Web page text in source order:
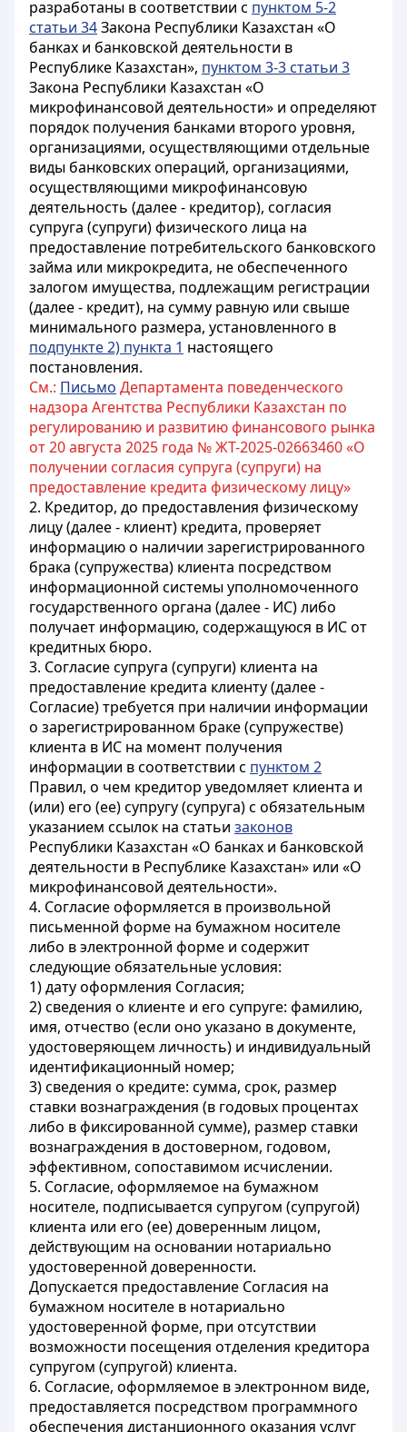
разработаны в соответствии с пунктом 5-2
статьи 34Закона Республики Казахстан «О
банках и банковской деятельности в
Республике Казахстан», пунктом 3-3 статьи 3
Закона Республики Казахстан «О
микрофинансовой деятельности» и определяют
порядок получения банками второго уровня,
организациями, осуществляющими отдельные
виды банковских операций, организациями,
осуществляющими микрофинансовую
деятельность (далее - кредитор), согласия
супруга (супруги) физического лица на
предоставление потребительского банковского
займа или микрокредита, не обеспеченного
залогом имущества, подлежащим регистрации
(далее - кредит), на сумму равную или свыше
минимального размера, установленного в
подпункте 2) пункта 1 настоящего
постановления.
См.: Письмо Департамента поведенческого
надзора Агентства Республики Казахстан по
регулированию и развитию финансового рынка
от 20 августа 2025 года № ЖТ-2025-02663460 «О
получении согласия супруга (супруги) на
предоставление кредита физическому лицу»
2. Кредитор, до предоставления физическому
лицу (далее - клиент) кредита, проверяет
информацию о наличии зарегистрированного
брака (супружества) клиента посредством
информационной системы уполномоченного
государственного органа (далее - ИС) либо
получает информацию, содержащуюся в ИС от
кредитных бюро.
3. Согласие супруга (супруги) клиента на
предоставление кредита клиенту (далее -
Согласие) требуется при наличии информации
о зарегистрированном браке (супружестве)
клиента в ИС на момент получения
информации в соответствии с пунктом 2
Правил, о чем кредитор уведомляет клиента и
(или) его (ее) супругу (супруга) с обязательным
указанием ссылок на статьи законов
Республики Казахстан «О банках и банковской
деятельности в Республике Казахстан» или «О
микрофинансовой деятельности».
4. Согласие оформляется в произвольной
письменной форме на бумажном носителе
либо в электронной форме и содержит
следующие обязательные условия:
1) дату оформления Согласия;
2) сведения о клиенте и его супруге: фамилию,
имя, отчество (если оно указано в документе,
удостоверяющем личность) и индивидуальный
идентификационный номер;
3) сведения о кредите: сумма, срок, размер
ставки вознаграждения (в годовых процентах
либо в фиксированной сумме), размер ставки
вознаграждения в достоверном, годовом,
эффективном, сопоставимом исчислении.
5. Согласие, оформляемое на бумажном
носителе, подписывается супругом (супругой)
клиента или его (ее) доверенным лицом,
действующим на основании нотариально
удостоверенной доверенности.
Допускается предоставление Согласия на
бумажном носителе в нотариально
удостоверенной форме, при отсутствии
возможности посещения отделения кредитора
супругом (супругой) клиента.
6. Согласие, оформляемое в электронном виде,
предоставляется посредством программного
обеспечения дистанционного оказания услуг